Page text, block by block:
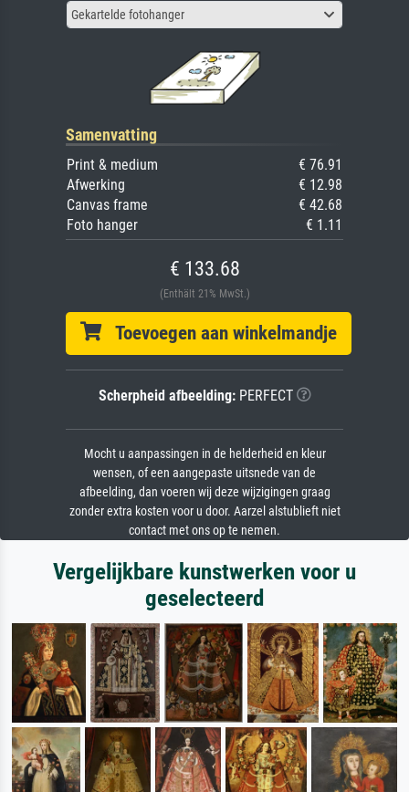
Gekartelde fotohanger
Samenvatting
Print & medium
€ 76.91
Afwerking
€ 12.98
Canvas frame
€ 42.68
Foto hanger
€ 1.11
€ 133.68
(Enthält 21% MwSt.)
Toevoegen aan winkelmandje
Scherpheid afbeelding:PERFECT
Mocht u aanpassingen in de helderheid en kleur
wensen, of een aangepaste uitsnede van de
afbeelding, dan voeren wij deze wijzigingen graag
zonder extra kosten voor u door. Aarzel alstublieft niet
contact met ons op te nemen.
Vergelijkbare kunstwerken voor u
geselecteerd